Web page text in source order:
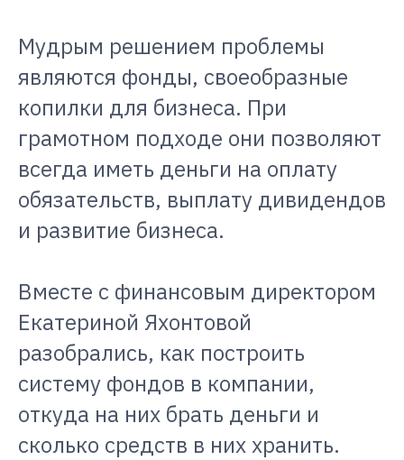
Мудрым решением проблемы
являются фонды, своеобразные
копилки для бизнеса. При
грамотном подходе они позволяют
всегда иметь деньги на оплату
обязательств, выплату дивидендов
и развитие бизнеса.
Вместе с финансовым директором
Екатериной Яхонтовой
разобрались, как построить
систему фондов в компании,
откуда на них брать деньги и
сколько средств в них хранить.